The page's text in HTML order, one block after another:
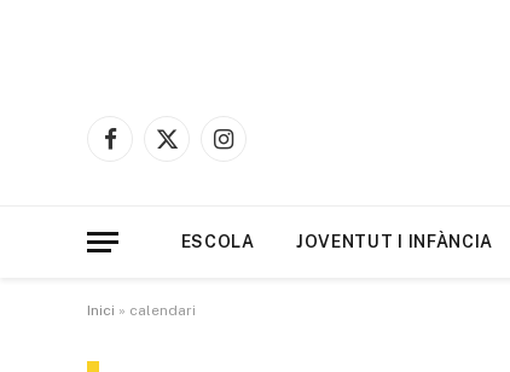
Facebook
X
Instagram
ESCOLA JOVENTUT I INFÀNCIA
Inici » calendari